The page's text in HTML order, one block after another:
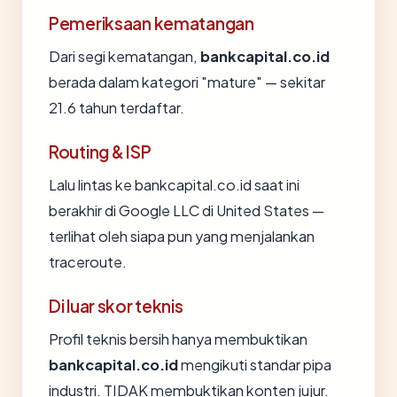
Pemeriksaan kematangan
Dari segi kematangan, bankcapital.co.id
berada dalam kategori "mature" — sekitar
21.6 tahun terdaftar.
Routing & ISP
Lalu lintas ke bankcapital.co.id saat ini
berakhir di Google LLC di United States —
terlihat oleh siapa pun yang menjalankan
traceroute.
Di luar skor teknis
Profil teknis bersih hanya membuktikan
bankcapital.co.idmengikuti standar pipa
industri. TIDAK membuktikan konten jujur.